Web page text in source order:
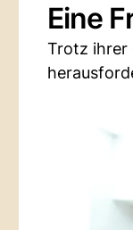
Eine
Trotz ihrer